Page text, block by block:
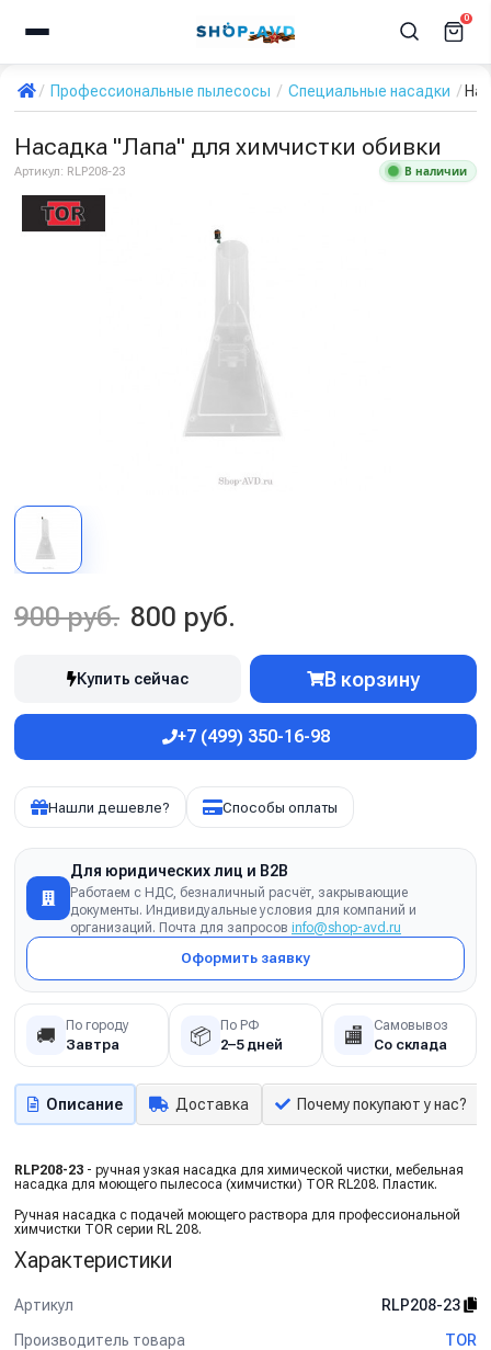
0
Профессиональные пылесосы Специальные насадки
Насадка "Лапа" для химчистки обивки
Артикул: RLP208-23 В наличии
900 руб. 800 руб.
Купить сейчас В корзину
+7 (499) 350-16-98
Нашли дешевле? Способы оплаты
Для юридических лиц и B2B
Работаем с НДС, безналичный расчёт, закрывающие
документы. Индивидуальные условия для компаний и
организаций. Почта для запросов info@shop-avd.ru
Оформить заявку
🚚 По городу
Завтра 📦 По РФ
2–5 дней 🏬 Самовывоз
Со склада
Описание Доставка Почему покупают у нас?
RLP208-23 - ручная узкая насадка для химической чистки, мебельная
насадка для моющего пылесоса (химчистки) TOR RL208. Пластик.
Ручная насадка с подачей моющего раствора для профессиональной
химчистки TOR серии RL 208.
Характеристики
Артикул
RLP208-23
Производитель товара
TOR